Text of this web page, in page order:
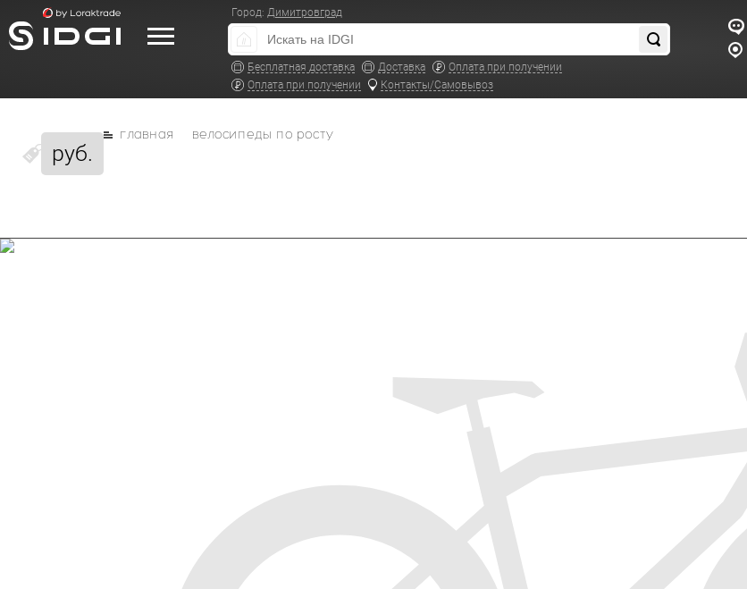
Город: Димитровград
Бесплатная доставка Доставка
Оплата при получении
Оплата при получении
Контакты/Самовывоз
руб.
главная велосипеды по росту